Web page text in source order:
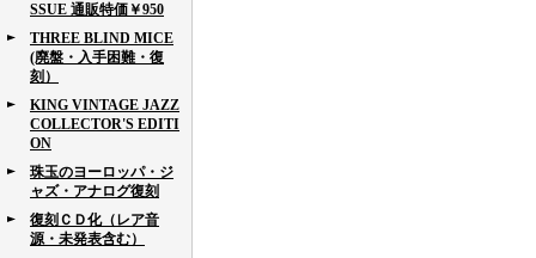
SSUE 通販特価￥950
THREE BLIND MICE
(廃盤・入手困難・復
刻）
KING VINTAGE JAZZ
COLLECTOR'S EDITI
ON
珠玉のヨーロッパ・ジ
ャズ・アナログ復刻
復刻ＣＤ化（レア音
源・未発表含む）